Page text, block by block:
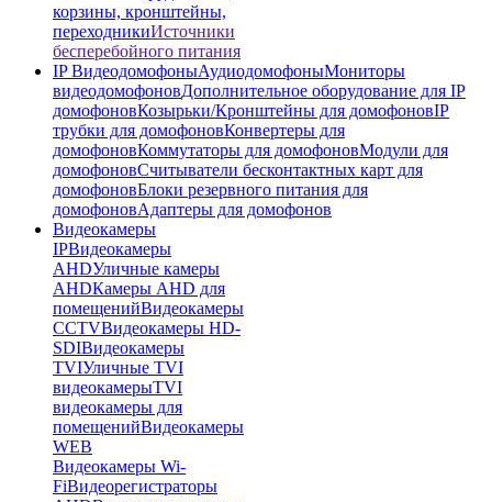
корзины, кронштейны,
переходникиИсточники
бесперебойного питания
IP ВидеодомофоныАудиодомофоныМониторы
видеодомофоновДополнительное оборудование для IP
домофоновКозырьки/Кронштейны для домофоновIP
трубки для домофоновКонвертеры для
домофоновКоммутаторы для домофоновМодули для
домофоновСчитыватели бесконтактных карт для
домофоновБлоки резервного питания для
домофоновАдаптеры для домофонов
Видеокамеры
IPВидеокамеры
AHDУличные камеры
AHDКамеры AHD для
помещенийВидеокамеры
CCTVВидеокамеры HD-
SDIВидеокамеры
TVIУличные TVI
видеокамерыTVI
видеокамеры для
помещенийВидеокамеры
WEB
Видеокамеры Wi-
FiВидеорегистраторы